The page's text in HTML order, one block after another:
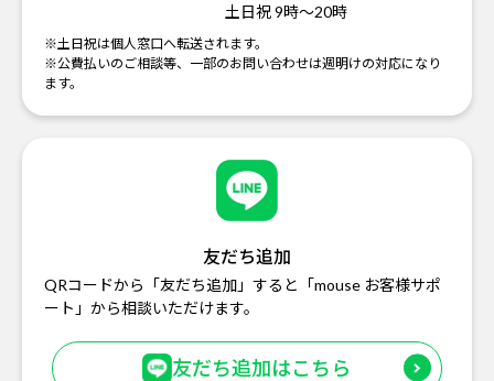
土日祝 9時～20時
※土日祝は個人窓口へ転送されます。
※公費払いのご相談等、一部のお問い合わせは週明けの対応になり
ます。
友だち追加
QRコードから「友だち追加」すると「mouse お客様サポ
ート」から相談いただけます。
友だち追加はこちら